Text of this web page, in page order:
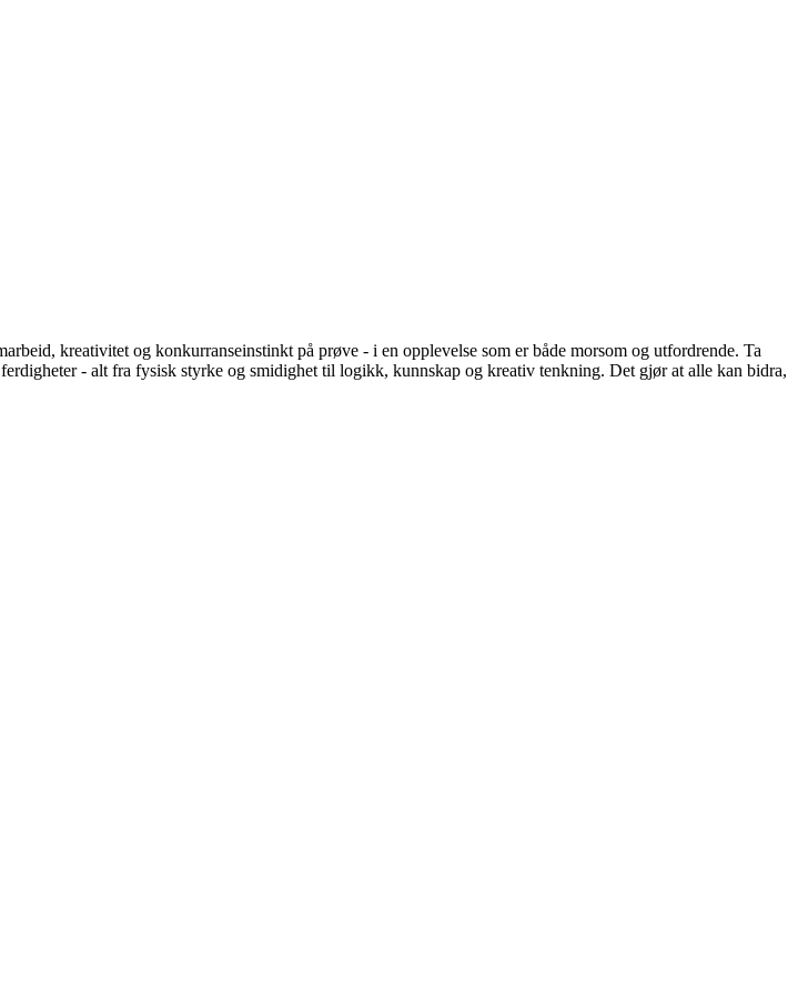
kreativitet og konkurranseinstinkt på prøve - i en opplevelse som er både morsom og utfordrende. Ta
- alt fra fysisk styrke og smidighet til logikk, kunnskap og kreativ tenkning. Det gjør at alle kan bidra,